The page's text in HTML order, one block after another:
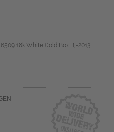
18k White Gold Box Bj-2013